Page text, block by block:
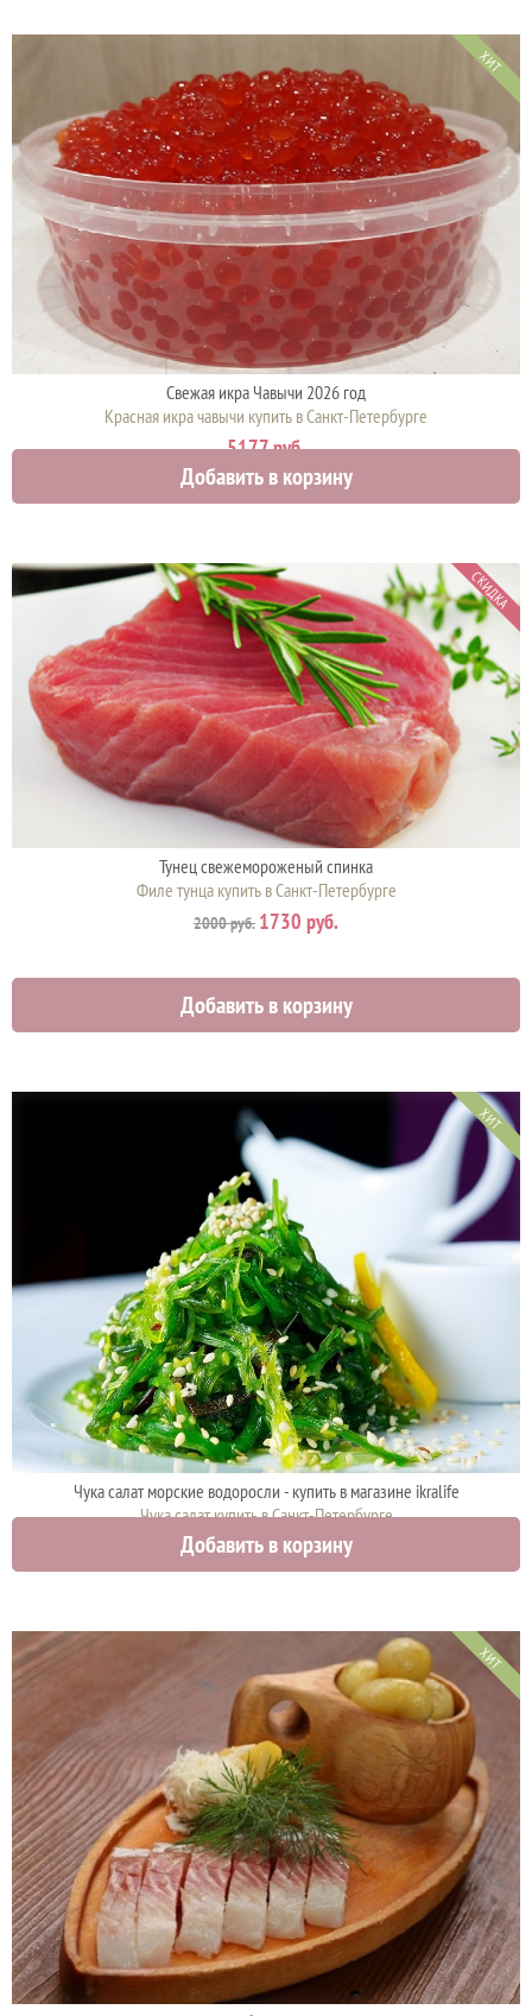
ХИТ
Свежая икра Чавычи 2026 год
Красная икра чавычи купить в Санкт-Петербурге
5177 руб.
Добавить в корзину
СКИДКА
Тунец свежемороженый спинка
Филе тунца купить в Санкт-Петербурге
2000 руб. 1730 руб.
Добавить в корзину
ХИТ
Чука салат морские водоросли - купить в магазине ikralife
Чука салат купить в Санкт-Петербурге
630 руб.
Добавить в корзину
ХИТ